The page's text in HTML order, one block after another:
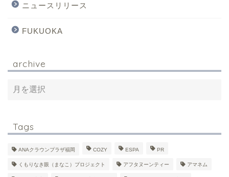
ニュースリリース
FUKUOKA
archive
Tags
ANAクラウンプラザ福岡 COZY ESPA PR
くもりなき眼（まなこ）プロジェクト アフタヌーンティー アマネム